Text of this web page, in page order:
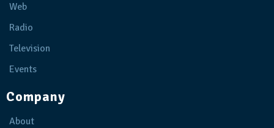
Web
Radio
Television
Events
Company
About